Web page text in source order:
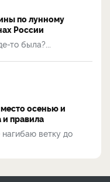
по лунному
России
то была?...
осенью и
и правила
ветку до